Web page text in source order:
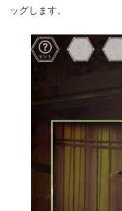
ッグします。